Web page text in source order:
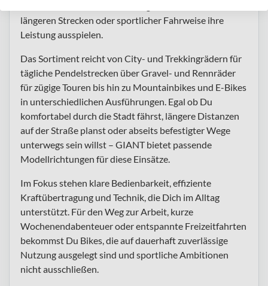
längeren Strecken oder sportlicher Fahrweise ihre
Leistung ausspielen.
Das Sortiment reicht von City- und Trekkingrädern für
tägliche Pendelstrecken über Gravel- und Rennräder
für zügige Touren bis hin zu Mountainbikes und E-Bikes
in unterschiedlichen Ausführungen. Egal ob Du
komfortabel durch die Stadt fährst, längere Distanzen
auf der Straße planst oder abseits befestigter Wege
unterwegs sein willst – GIANT bietet passende
Modellrichtungen für diese Einsätze.
Im Fokus stehen klare Bedienbarkeit, effiziente
Kraftübertragung und Technik, die Dich im Alltag
unterstützt. Für den Weg zur Arbeit, kurze
Wochenendabenteuer oder entspannte Freizeitfahrten
bekommst Du Bikes, die auf dauerhaft zuverlässige
Nutzung ausgelegt sind und sportliche Ambitionen
nicht ausschließen.